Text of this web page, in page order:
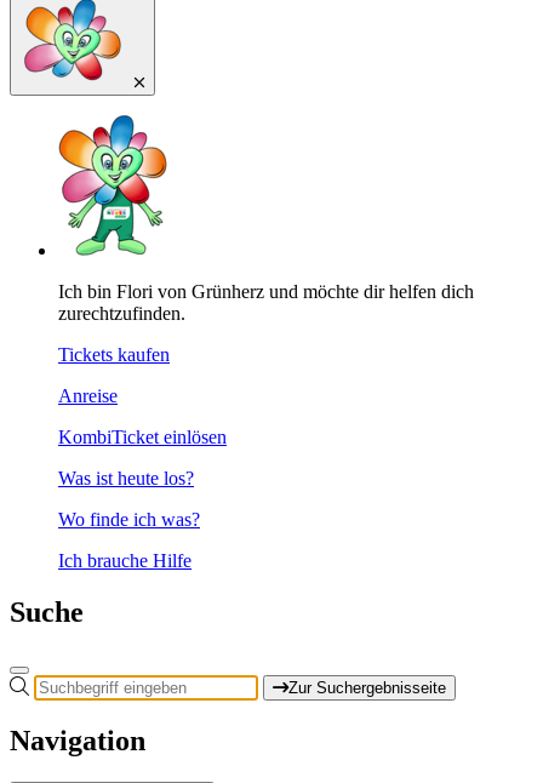
Ich bin Flori von Grünherz und möchte dir helfen dich
zurechtzufinden.
Tickets kaufen
Anreise
KombiTicket einlösen
Was ist heute los?
Wo finde ich was?
Ich brauche Hilfe
Suche
Zur Suchergebnisseite
Navigation